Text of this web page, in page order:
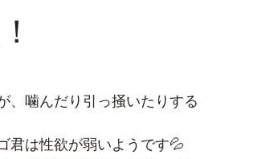
、噛んだり引っ掻いたりする
君は性欲が弱いようです💦